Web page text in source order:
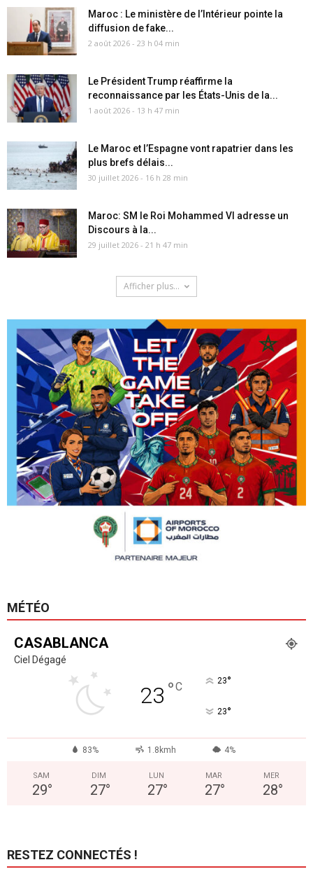
Maroc : Le ministère de l’Intérieur pointe la
diffusion de fake...
2 août 2026 - 23 h 04 min
Le Président Trump réaffirme la
reconnaissance par les États-Unis de la...
1 août 2026 - 13 h 47 min
Le Maroc et l’Espagne vont rapatrier dans les
plus brefs délais...
30 juillet 2026 - 16 h 28 min
Maroc: SM le Roi Mohammed VI adresse un
Discours à la...
29 juillet 2026 - 21 h 47 min
Afficher plus...
MÉTÉO
CASABLANCA
Ciel Dégagé
23 °C 23°
23°
83% 1.8kmh 4%
SAM
29°
DIM
27°
LUN
27°
MAR
27°
MER
28°
RESTEZ CONNECTÉS !